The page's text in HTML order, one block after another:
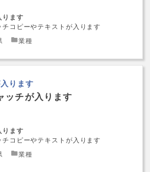
ります
コピーやテキストが入ります
業種
ります
ッチが入ります
ります
コピーやテキストが入ります
業種